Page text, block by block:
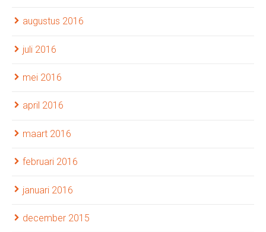
augustus 2016
juli 2016
mei 2016
april 2016
maart 2016
februari 2016
januari 2016
december 2015